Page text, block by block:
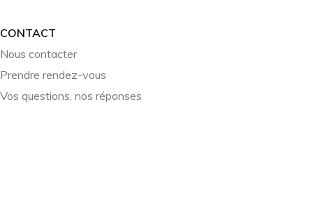
CONTACT
Nous contacter
Prendre rendez-vous
Vos questions, nos réponses